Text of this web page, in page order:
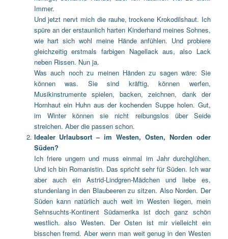
Immer.
Und jetzt nervt mich die rauhe, trockene Krokodilshaut. Ich
spüre an der erstaunlich harten Kinderhand meines Sohnes,
wie hart sich wohl meine Hände anfühlen. Und probiere
gleichzeitig erstmals farbigen Nagellack aus, also Lack
neben Rissen. Nun ja.
Was auch noch zu meinen Händen zu sagen wäre: Sie
können was. Sie sind kräftig, können werfen,
Musikinstrumente spielen, backen, zeichnen, dank der
Hornhaut ein Huhn aus der kochenden Suppe holen. Gut,
im Winter können sie nicht reibungslos über Seide
streichen. Aber die passen schon.
Idealer Urlaubsort – im Westen, Osten, Norden oder
Süden?
Ich friere ungern und muss einmal im Jahr durchglühen.
Und ich bin Romanistin. Das spricht sehr für Süden. Ich war
aber auch ein Astrid-Lindgren-Mädchen und liebe es,
stundenlang in den Blaubeeren zu sitzen. Also Norden. Der
Süden kann natürlich auch weit im Westen liegen, mein
Sehnsuchts-Kontinent Südamerika ist doch ganz schön
westlich. also Westen. Der Osten ist mir vielleicht ein
bisschen fremd. Aber wenn man weit genug in den Westen